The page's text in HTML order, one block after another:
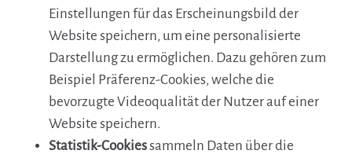
Einstellungen für das Erscheinungsbild der
Website speichern, um eine personalisierte
Darstellung zu ermöglichen. Dazu gehören zum
Beispiel Präferenz-Cookies, welche die
bevorzugte Videoqualität der Nutzer auf einer
Website speichern.
Statistik-Cookiessammeln Daten über die